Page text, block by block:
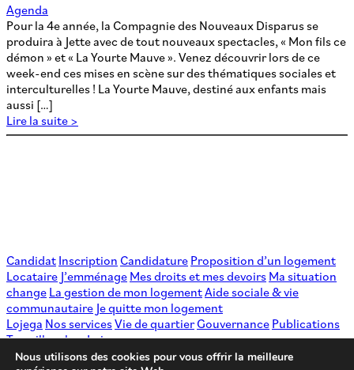
Agenda
Pour la 4e année, la Compagnie des Nouveaux Disparus se
produira à Jette avec de tout nouveaux spectacles, « Mon fils ce
démon » et « La Yourte Mauve ». Venez découvrir lors de ce
week-end ces mises en scène sur des thématiques sociales et
interculturelles ! La Yourte Mauve, destiné aux enfants mais
aussi […]
Lire la suite >
Candidat Inscription Candidature Proposition d’un logement
Locataire J’emménage Mes droits et mes devoirs Ma situation
change La gestion de mon logementAide sociale & vie
communautaire Je quitte mon logement
Lojega Nos servicesVie de quartierGouvernance Publications
Travailler chez Lojega
PatrimoineChantiers
Nous utilisons des cookies pour vous offrir la meilleure